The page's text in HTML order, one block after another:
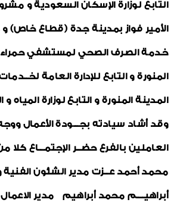
التابع لوزارة الإسكان السعودية و
الأمير فواز بمدينة جدة (قطاع خاص)
خدمة الصرف الصحي لمستشفي حمراء
المنورة و التابع للإدارة العامة
المدينة المنورة و التابع لوزارة المياه و
وقد أشاد سيادته بجـــودة الأعمال ووجه
العاملين بالفرع حضــر الإجتمـــاع
محمد أحمد عــزت مدير الشئون
أبراهيــــم محمد أبراهيم مدير